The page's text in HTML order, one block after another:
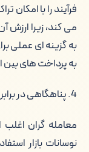
فرآیند را با
می کند، زیرا ارزش
به گزینه ای عملی
به پرداخت های بین
4. پناهگاهی در برابر نوسانات بازار:
معامله گران اغلب
نوسانات بازار